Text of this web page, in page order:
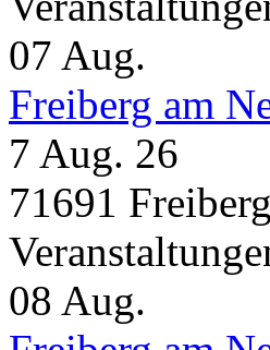
07 Aug.
Freiberg am
7 Aug. 26
71691
08 Aug.